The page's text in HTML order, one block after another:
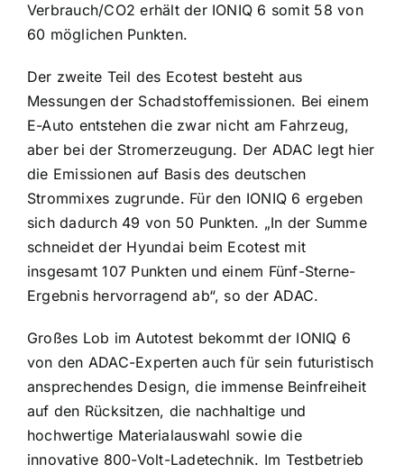
Verbrauch/CO2 erhält der IONIQ 6 somit 58 von
60 möglichen Punkten.
Der zweite Teil des Ecotest besteht aus
Messungen der Schadstoffemissionen. Bei einem
E-Auto entstehen die zwar nicht am Fahrzeug,
aber bei der Stromerzeugung. Der ADAC legt hier
die Emissionen auf Basis des deutschen
Strommixes zugrunde. Für den IONIQ 6 ergeben
sich dadurch 49 von 50 Punkten. „In der Summe
schneidet der Hyundai beim Ecotest mit
insgesamt 107 Punkten und einem Fünf-Sterne-
Ergebnis hervorragend ab“, so der ADAC.
Großes Lob im Autotest bekommt der IONIQ 6
von den ADAC-Experten auch für sein futuristisch
ansprechendes Design, die immense Beinfreiheit
auf den Rücksitzen, die nachhaltige und
hochwertige Materialauswahl sowie die
innovative 800-Volt-Ladetechnik. Im Testbetrieb